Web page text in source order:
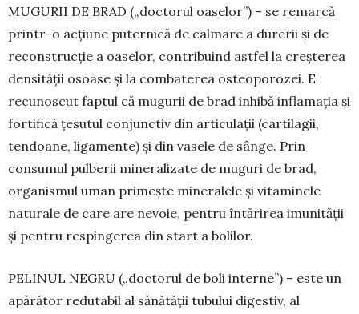
MUGURII DE BRAD („doctorul oaselor”) – se remarcă
printr-o acțiune puternică de calmare a durerii și de
reconstrucție a oaselor, contribuind astfel la creșterea
densității osoase și la combaterea osteoporozei. E
recunoscut faptul că mugurii de brad inhibă inflamația și
fortifică țesutul conjunctiv din articulații (cartilagii,
tendoane, ligamente) și din vasele de sânge. Prin
consumul pulberii mineralizate de muguri de brad,
organismul uman primește mineralele și vitaminele
naturale de care are nevoie, pentru întărirea imunității
și pentru respingerea din start a bolilor.
PELINUL NEGRU („doctorul de boli interne”) – este un
apărător redutabil al sănătății tubului digestiv, al